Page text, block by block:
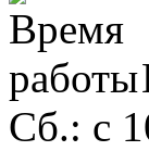
Сб.: с